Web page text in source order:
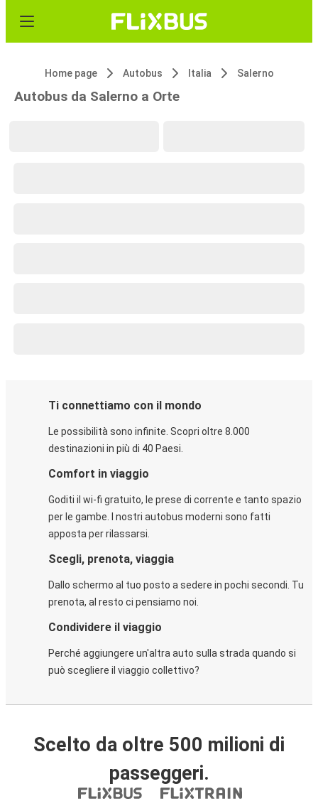
Home page Autobus Italia Salerno
Autobus da Salerno a Orte
Ti connettiamo con il mondo
Le possibilità sono infinite. Scopri oltre 8.000
destinazioni in più di 40 Paesi.
Comfort in viaggio
Goditi il wi-fi gratuito, le prese di corrente e tanto spazio
per le gambe. I nostri autobus moderni sono fatti
apposta per rilassarsi.
Scegli, prenota, viaggia
Dallo schermo al tuo posto a sedere in pochi secondi. Tu
prenota, al resto ci pensiamo noi.
Condividere il viaggio
Perché aggiungere un'altra auto sulla strada quando si
può scegliere il viaggio collettivo?
Scelto da oltre 500 milioni di
passeggeri.